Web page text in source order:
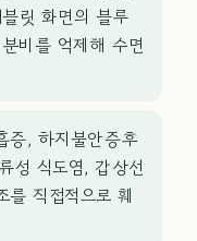
릿 화면의 블루
비를 억제해 수면
증, 하지불안증후
성 식도염, 갑상선
직접적으로 훼